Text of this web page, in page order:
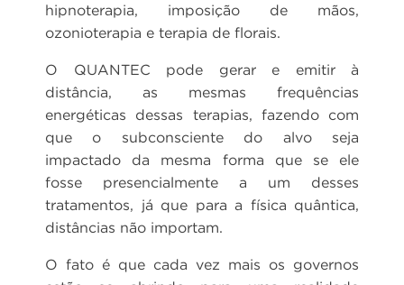
hipnoterapia, imposição de mãos,
ozonioterapia e terapia de florais.
O QUANTEC pode gerar e emitir à
distância, as mesmas frequências
energéticas dessas terapias, fazendo com
que o subconsciente do alvo seja
impactado da mesma forma que se ele
fosse presencialmente a um desses
tratamentos, já que para a física quântica,
distâncias não importam.
O fato é que cada vez mais os governos